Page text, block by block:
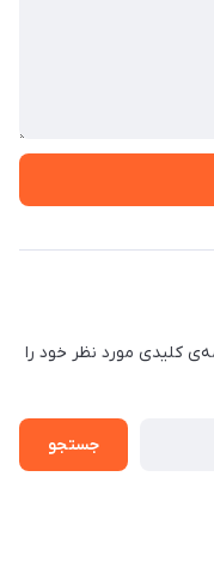
کلیدی مورد نظر خود را
جستجو